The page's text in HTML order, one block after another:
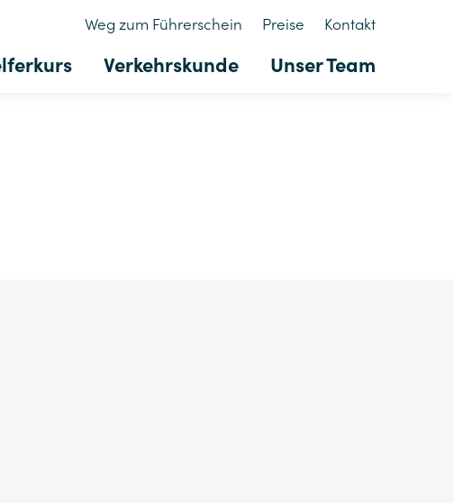
Verkehrskunde Unser Team
Weg zum Führerschein Preise Kontakt